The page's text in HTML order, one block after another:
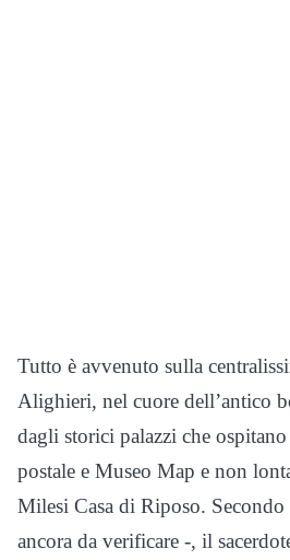
Tutto è avvenuto sulla
Alighieri, nel cuore dell’antico
dagli storici palazzi che
postale e Museo Map e non
Milesi Casa di Riposo.
ancora da verificare -, il